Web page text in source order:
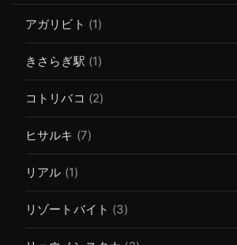
アガリビト (1)
きさらぎ駅 (1)
コトリバコ (2)
ヒサルキ (7)
リアル (1)
リゾートバイト (3)